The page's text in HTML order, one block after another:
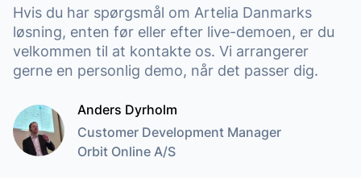
Hvis du har spørgsmål om Artelia Danmarks
løsning, enten før eller efter live-demoen, er du
velkommen til at kontakte os. Vi arrangerer
gerne en personlig demo, når det passer dig.
Anders Dyrholm
Customer Development Manager
Orbit Online A/S